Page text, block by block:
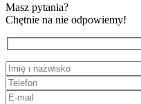
Masz pytania?
Chętnie na nie odpowiemy!